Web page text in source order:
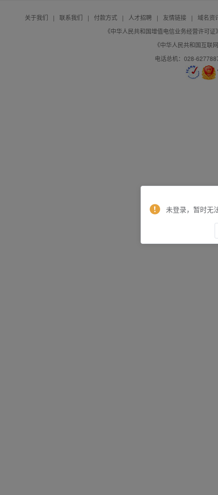
关于我们 | 联系我们 | 付款方式 | 人才招聘 | 友情链接 |
域名资
《中华人民共和国增值电信业务经营许可
《中华人民共和国互联
电话总机：028-
未登录，暂时无